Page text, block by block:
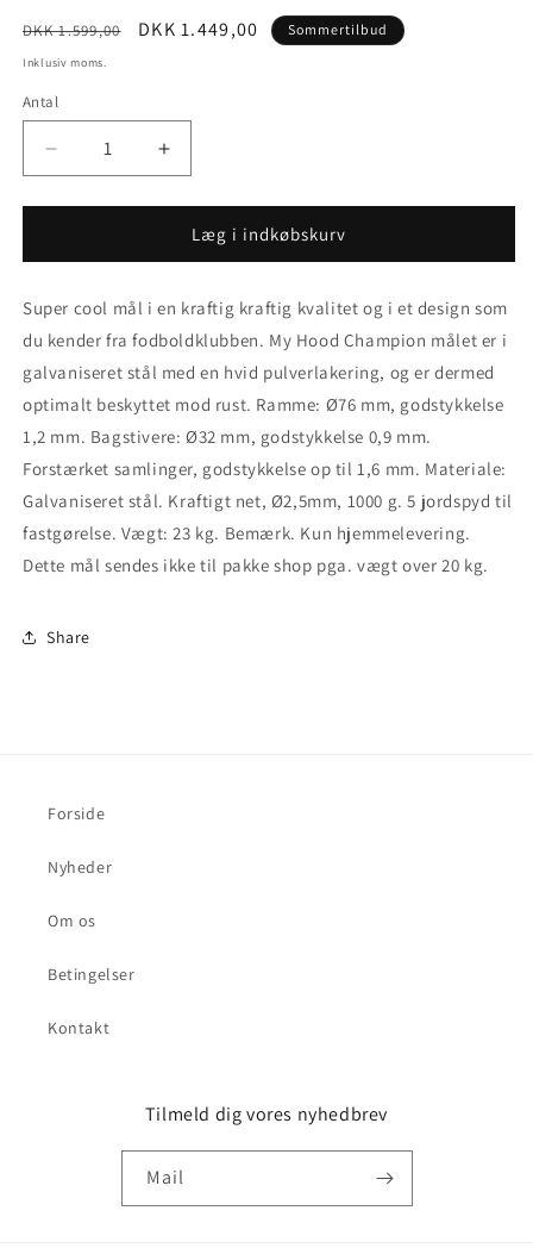
Normalpris
DKK 1.599,00 Udsalgspris
DKK 1.449,00 Sommertilbud
Inklusiv moms.
Antal
Reducer
antallet
for
300x200x120
størrelse)
Øg
antallet
for
Havemål
300x200x120
størrelse)
Læg i indkøbskurv
Super cool mål i en kraftig kraftig kvalitet og i et design som
du kender fra fodboldklubben. My Hood Champion målet er i
galvaniseret stål med en hvid pulverlakering, og er dermed
optimalt beskyttet mod rust. Ramme: Ø76 mm, godstykkelse
1,2 mm. Bagstivere: Ø32 mm, godstykkelse 0,9 mm.
Forstærket samlinger, godstykkelse op til 1,6 mm. Materiale:
Galvaniseret stål. Kraftigt net, Ø2,5mm, 1000 g.5 jordspyd til
fastgørelse. Vægt: 23 kg. Bemærk. Kun hjemmelevering.
Dette mål sendes ikke til pakke shop pga. vægt over 20 kg.
Share
Forside
Nyheder
Om os
Betingelser
Kontakt
Tilmeld dig vores nyhedbrev
Mail